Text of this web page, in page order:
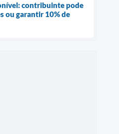
contribuinte pode
ou garantir 10% de